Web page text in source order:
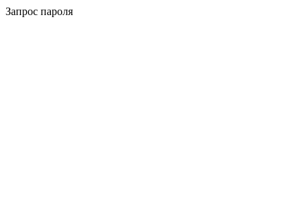
Запрос пароля